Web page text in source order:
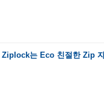
는 Eco 친절한 Zip